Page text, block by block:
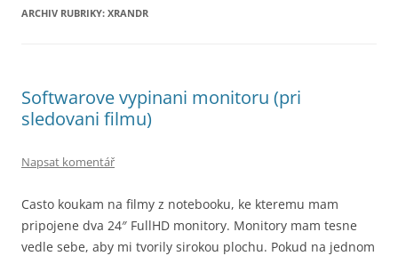
ARCHIV RUBRIKY: XRANDR
Softwarove vypinani monitoru (pri
sledovani filmu)
Napsat komentář
Casto koukam na filmy z notebooku, ke kteremu mam
pripojene dva 24″ FullHD monitory. Monitory mam tesne
vedle sebe, aby mi tvorily sirokou plochu. Pokud na jednom